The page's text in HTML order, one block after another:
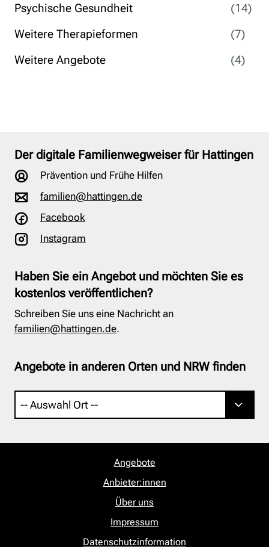
Psychische Gesundheit
(14)
Weitere Therapieformen
(7)
Weitere Angebote
(4)
Der digitale Familienwegweiser für Hattingen
Prävention und Frühe Hilfen
familien@hattingen.de
Facebook
Instagram
Haben Sie ein Angebot und möchten Sie es
kostenlos veröffentlichen?
Schreiben Sie uns eine Nachricht an
familien@hattingen.de.
Angebote in anderen Orten und NRW finden
Angebote
Anbieter:innen
Über uns
Impressum
Datenschutzinformation